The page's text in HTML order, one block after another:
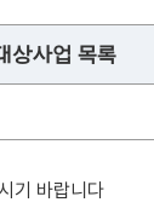
상사업 목록
기 바랍니다